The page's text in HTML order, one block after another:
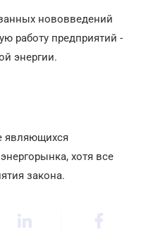
нововведений
работу предприятий -
энергии.
являющихся
хотя все
закона.